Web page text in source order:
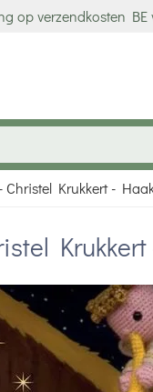
op verzendkosten
Christel Krukkert -